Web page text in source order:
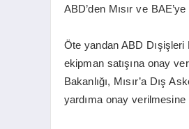
ABD’den Mısır ve
Öte yandan ABD Dışişleri
ekipman satışına onay
Bakanlığı, Mısır’a Dış
yardıma onay verilmesine